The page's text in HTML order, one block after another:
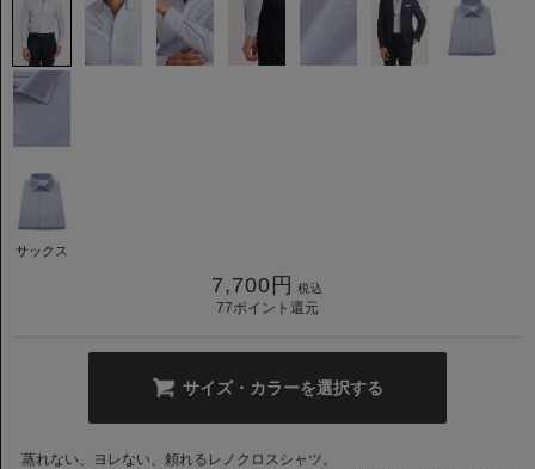
サックス
7,700 円 税込
77ポイント還元
サイズ・カラーを選択する
蒸れない、ヨレない、頼れるレノクロスシャツ。